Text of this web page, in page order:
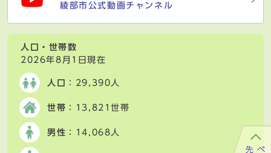
綾部市公式動画チャンネル
人口・世帯数
2026年8月1日現在
人口 ：29,390人
世帯 ：13,821世帯
男性 ：14,068人